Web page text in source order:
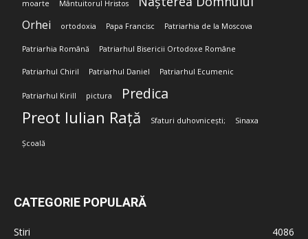
moarte Mântuitorul Hristos
Orhei ortodoxia Papa Francisc Patriarhia de la Moscova
Patriarhia Română Patriarhul Bisericii Ortodoxe Române
Patriarhul Chiril Patriarhul Daniel Patriarhul Ecumenic
Patriarhul Kirill pictura Predica
Preot Iulian Rață Sfaturi duhovnicești; Sinaxa
Școală
CATEGORIE POPULARĂ
Stiri
4086